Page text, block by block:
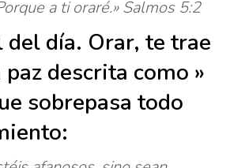
a ti oraré.» Salmos 5:2
del día. Orar, te trae
paz descrita como »
sobrepasa todo